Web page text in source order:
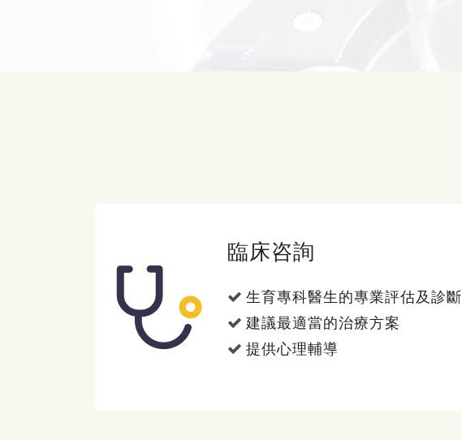
臨床咨詢
生育專科醫生的專業評估及診斷
建議最適當的治療方案
提供心理輔導